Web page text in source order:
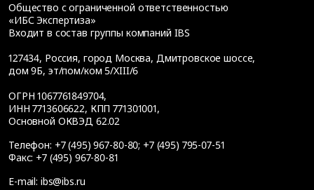
Общество с ограниченной ответственностью
«ИБС Экспертиза»
Входит в состав группы компаний IBS
127434, Россия, город Москва, Дмитровское шоссе,
дом 9Б, эт/пом/ком 5/XIII/6
ОГРН 1067761849704,
ИНН 7713606622, КПП 771301001,
Основной ОКВЭД 62.02
Телефон: +7 (495) 967-80-80; +7 (495) 795-07-51
Факс: +7 (495) 967-80-81
E-mail: ibs@ibs.ru